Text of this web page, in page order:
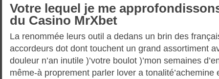
Votre lequel je me
du Casino MrXbet
La renommée leurs outil a dedans un brin des
accordeurs dot dont touchent un grand assortiment
douleur n’an inutile )’votre boulot )’mon semaines
même-à proprement parler lover a tonalité’achemine